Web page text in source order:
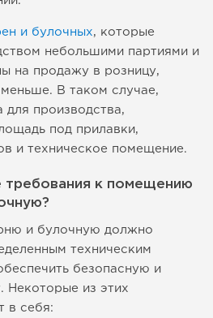
и булочных, которые
небольшими партиями и
на продажу в розницу,
В таком случае,
для производства,
под прилавки,
и техническое помещение.
требования к помещению
и булочную должно
техническим
безопасную и
Некоторые из этих
в себя: